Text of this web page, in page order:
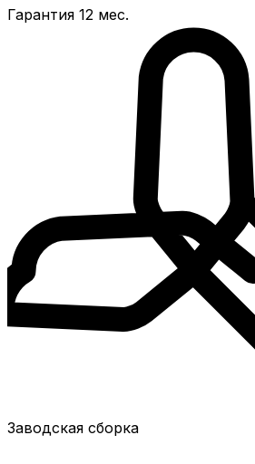
Гарантия 12 мес.
Заводская сборка